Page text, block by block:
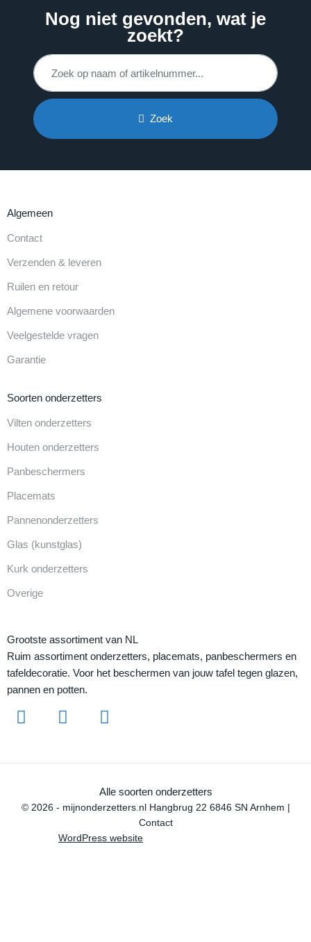
Nog niet gevonden, wat je
zoekt?
Zoek
Algemeen
Contact
Verzenden & leveren
Ruilen en retour
Algemene voorwaarden
Veelgestelde vragen
Garantie
Soorten onderzetters
Vilten onderzetters
Houten onderzetters
Panbeschermers
Placemats
Pannenonderzetters
Glas (kunstglas)
Kurk onderzetters
Overige
Grootste assortiment van NL
Ruim assortiment onderzetters, placemats, panbeschermers en
tafeldecoratie. Voor het beschermen van jouw tafel tegen glazen,
pannen en potten.
Alle soorten onderzetters
© 2026 - mijnonderzetters.nl Hangbrug 22 6846 SN Arnhem |
Contact
WordPress website